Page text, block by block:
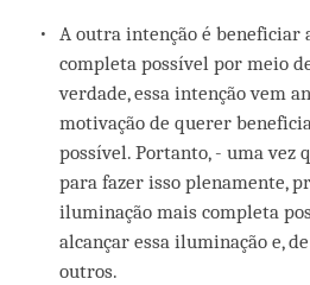
A outra intenção é beneficiar
completa possível por meio
verdade, essa intenção vem
motivação de querer
possível. Portanto, - uma vez
para fazer isso plenamente,
iluminação mais completa
alcançar essa iluminação e,
outros.